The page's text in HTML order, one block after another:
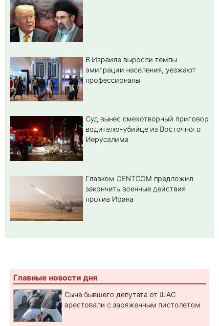
В Израиле выросли темпы
эмиграции населения, уезжают
профессионалы
Суд вынес смехотворный приговор
водителю-убийце из Восточного
Иерусалима
Главком CENTCOM предложил
закончить военные действия
против Ирана
Главные новости дня
Сына бывшего депутата от ШАС
арестовали с заряженным пистолетом